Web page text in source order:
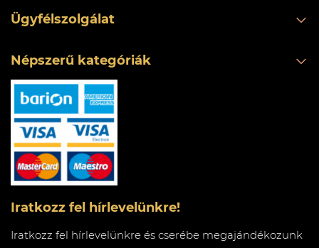
Ügyfélszolgálat
Népszerű kategóriák
Iratkozz fel hírlevelünkre!
Iratkozz fel hírlevelünkre és cserébe megajándékozunk